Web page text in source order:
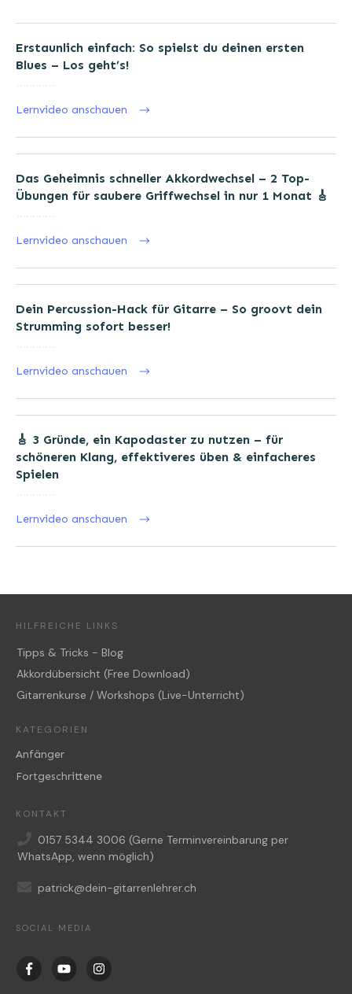
Erstaunlich einfach: So spielst du deinen ersten
Blues – Los geht’s!
Lernvideo anschauen
Das Geheimnis schneller Akkordwechsel – 2 Top-
Übungen für saubere Griffwechsel in nur 1 Monat 🎸
Lernvideo anschauen
Dein Percussion-Hack für Gitarre – So groovt dein
Strumming sofort besser!
Lernvideo anschauen
🎸 3 Gründe, ein Kapodaster zu nutzen – für
schöneren Klang, effektiveres üben & einfacheres
Spielen
Lernvideo anschauen
HILFREICHE LINKS
Tipps & Tricks - Blog
Akkordübersicht (Free Download)
Gitarrenkurse / Workshops (Live-Unterricht)
KATEGORIEN
Anfänger
Fortgeschrittene
KONTAKT
0157 5344 3006 (Gerne Terminvereinbarung per
WhatsApp, wenn möglich)
patrick@dein-gitarrenlehrer.ch
SOCIAL MEDIA